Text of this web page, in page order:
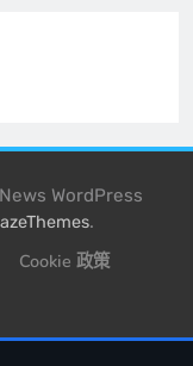
WordPress
.
Cookie 政策